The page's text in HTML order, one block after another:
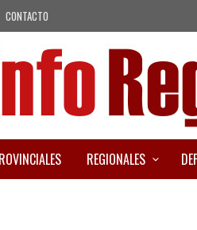
CONTACTO
REGIONALES